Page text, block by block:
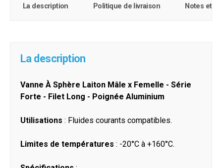
La description Politique de livraison Notes et
La description
Vanne À Sphère Laiton Mâle x Femelle - Série
Forte - Filet Long - Poignée Aluminium
Utilisations : Fluides courants compatibles.
Limites de températures : -20°C à +160°C.